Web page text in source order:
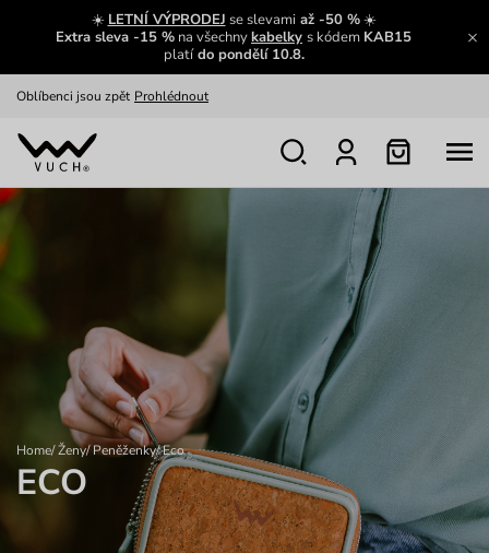
☀️ LETNÍ VÝPRODEJ se slevamiaž -50 %☀️
Extra sleva -15 % na všechnykabelky s kódem KAB15
platído pondělí 10.8.
Zajímavosti ze světa Vuch:
Zobrazit
Oblíbenci jsou zpět Prohlédnout
Nech se inspirovat
Home/Ženy/Peněženky/Eco
ECO